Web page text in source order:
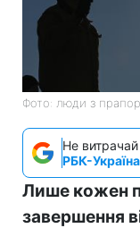
Фото: люди з
Не
РБК-
Лише кожен
завершення